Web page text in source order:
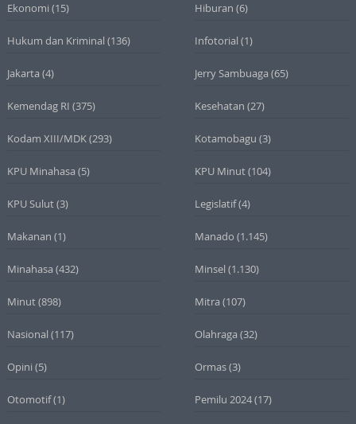
Ekonomi (15) Hiburan (6)
Hukum dan Kriminal (136) Infotorial (1)
Jakarta (4) Jerry Sambuaga (65)
Kemendag RI (375) Kesehatan (27)
Kodam XIII/MDK(293) Kotamobagu (3)
KPU Minahasa (5) KPU Minut(104)
KPU Sulut(3) Legislatif(4)
Makanan (1) Manado (1.145)
Minahasa (432) Minsel (1.130)
Minut(898) Mitra (107)
Nasional (117) Olahraga (32)
Opini (5) Ormas(3)
Otomotif(1) Pemilu 2024(17)